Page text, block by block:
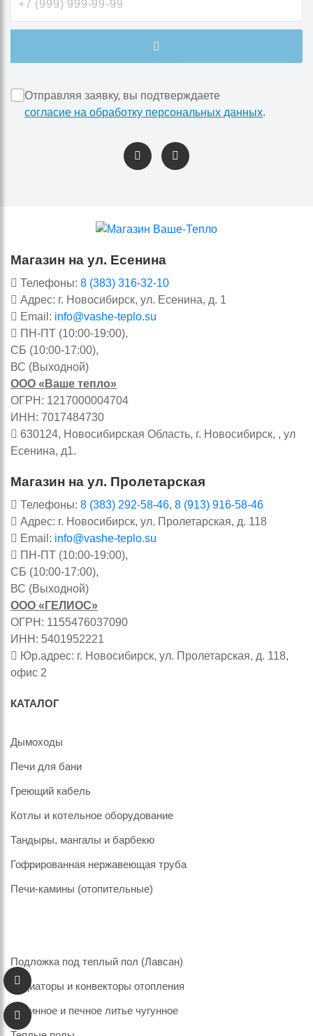
Отправляя заявку, вы подтверждаете
согласие на обработку персональных данных.
Магазин на ул. Есенина
Телефоны: 8 (383) 316-32-10
Адрес: г. Новосибирск, ул. Есенина, д. 1
Email: info@vashe-teplo.su
ПН-ПТ (10:00-19:00),
СБ (10:00-17:00),
ВС (Выходной)
ООО «Ваше тепло»
ОГРН: 1217000004704
ИНН: 7017484730
630124, Новосибирская Область, г. Новосибирск, , ул
Есенина, д1.
Магазин на ул. Пролетарская
Телефоны: 8 (383) 292-58-46, 8 (913) 916-58-46
Адрес: г. Новосибирск, ул. Пролетарская, д. 118
Email: info@vashe-teplo.su
ПН-ПТ (10:00-19:00),
СБ (10:00-17:00),
ВС (Выходной)
ООО «ГЕЛИОС»
ОГРН: 1155476037090
ИНН: 5401952221
Юр.адрес: г. Новосибирск, ул. Пролетарская, д. 118,
офис 2
КАТАЛОГ
Дымоходы
Печи для бани
Греющий кабель
Котлы и котельное оборудование
Тандыры, мангалы и барбекю
Гофрированная нержавеющая труба
Печи-камины (отопительные)
Подложка под теплый пол (Лавсан)
Радиаторы и конвекторы отопления
Каминное и печное литье чугунное